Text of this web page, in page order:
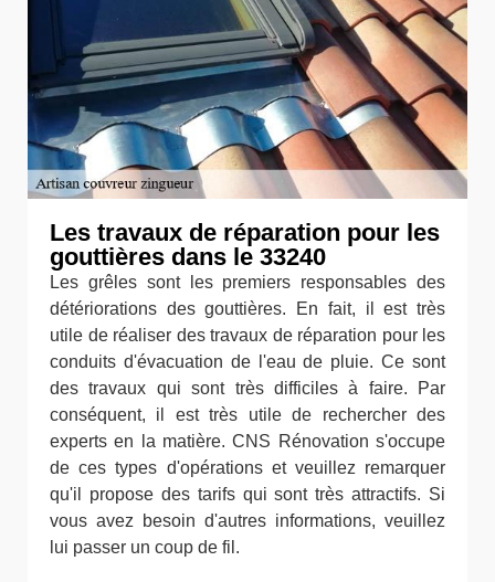
Les travaux de réparation pour les
gouttières dans le 33240
Les grêles sont les premiers responsables des
détériorations des gouttières. En fait, il est très
utile de réaliser des travaux de réparation pour les
conduits d'évacuation de l'eau de pluie. Ce sont
des travaux qui sont très difficiles à faire. Par
conséquent, il est très utile de rechercher des
experts en la matière. CNS Rénovation s'occupe
de ces types d'opérations et veuillez remarquer
qu'il propose des tarifs qui sont très attractifs. Si
vous avez besoin d'autres informations, veuillez
lui passer un coup de fil.